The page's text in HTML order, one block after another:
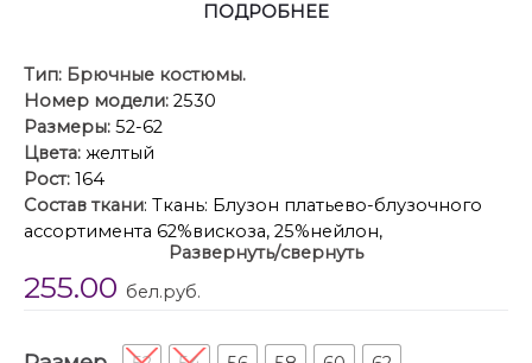
ПОДРОБНЕЕ
Тип: Брючные костюмы.
Номер модели: 2530
Размеры: 52-62
Цвета: желтый
Рост: 164
Состав ткани: Ткань: Блузон платьево-блузочного
ассортимента 62%вискоза, 25%нейлон,
14%полиэстер;Блуза платьево-блузочного
ассортимента 73%П/Э, 21%вискоза,
Развернуть/свернуть
255.00 бел.руб.